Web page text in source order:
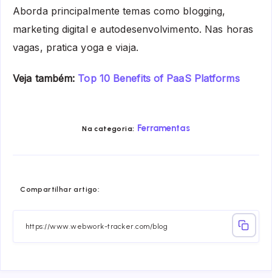
Aborda principalmente temas como blogging,
marketing digital e autodesenvolvimento. Nas horas
vagas, pratica yoga e viaja.
Veja também: Top 10 Benefits of PaaS Platforms
Na categoria: Ferramentas
Compartilhar artigo:
Email